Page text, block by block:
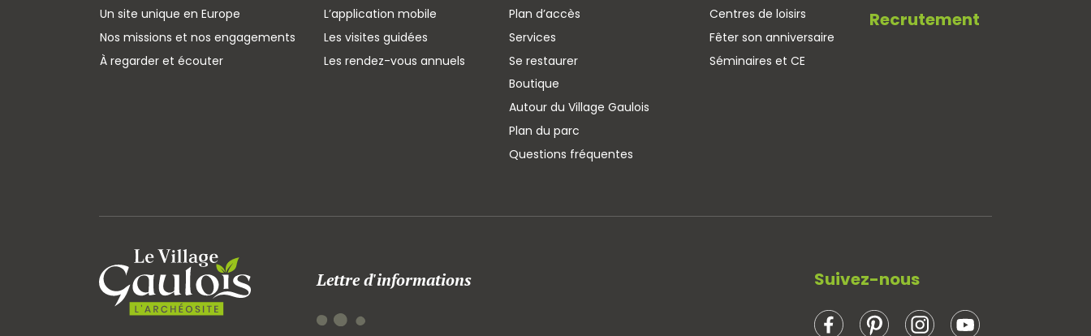
Un site unique en Europe
Nos missions et nos engagements
À regarder et écouter
L’application mobile
Les visites guidées
Les rendez-vous annuels
Plan d’accès
Services
Se restaurer
Boutique
Autour du Village Gaulois
Plan du parc
Questions fréquentes
Centres de loisirs
Fêter son anniversaire
Séminaires et CE
Recrutement
Lettre d'informations Suivez-nous